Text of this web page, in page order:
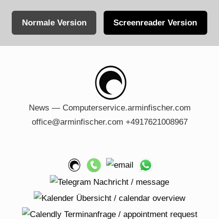
Normale Version Screenreader Version
News — Computerservice.arminfischer.com
office@arminfischer.com +4917621008967